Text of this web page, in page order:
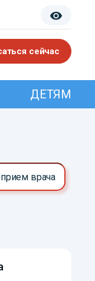
сейчас
ДЕТЯМ
врача